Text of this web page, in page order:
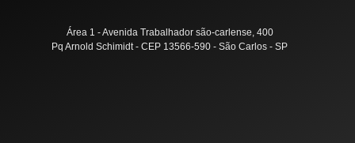
Área 1 - Avenida Trabalhador são-carlense, 400
Pq Arnold Schimidt - CEP 13566-590 - São Carlos - SP